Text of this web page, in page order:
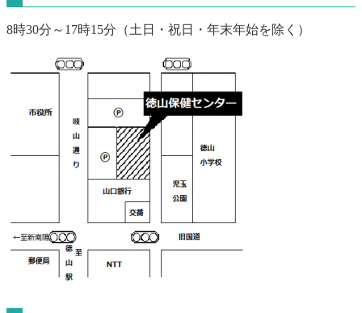
8時30分～17時15分（土日・祝日・年末年始を除く）